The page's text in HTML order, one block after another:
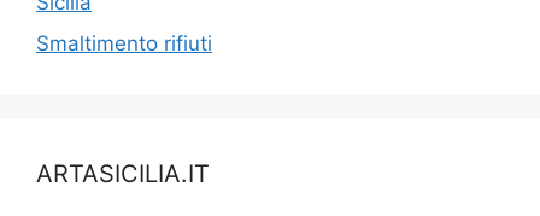
Smaltimento rifiuti
ARTASICILIA.IT